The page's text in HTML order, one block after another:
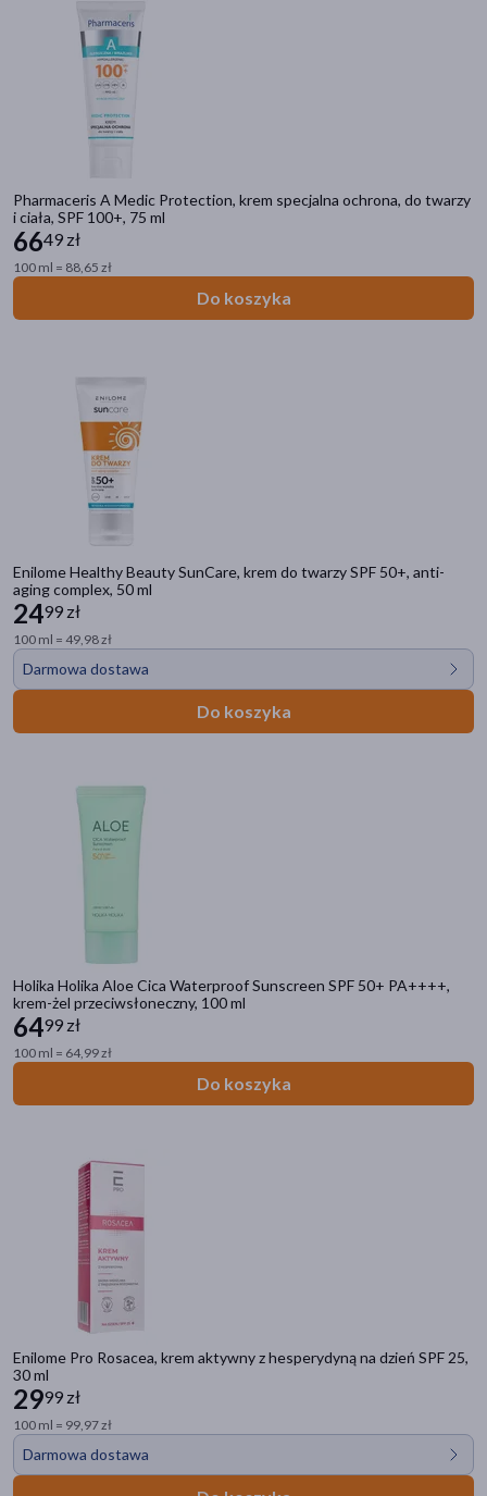
Pharmaceris A Medic Protection, krem specjalna ochrona, do twarzy
i ciała, SPF 100+, 75 ml
6649 zł
100 ml = 88,65 zł
Do koszyka
Enilome Healthy Beauty SunCare, krem do twarzy SPF 50+, anti-
aging complex, 50 ml
2499 zł
100 ml = 49,98 zł
Darmowa dostawa
Do koszyka
Holika Holika Aloe Cica Waterproof Sunscreen SPF 50+ PA++++,
krem-żel przeciwsłoneczny, 100 ml
6499 zł
100 ml = 64,99 zł
Do koszyka
Enilome Pro Rosacea, krem aktywny z hesperydyną na dzień SPF 25,
30 ml
2999 zł
100 ml = 99,97 zł
Darmowa dostawa